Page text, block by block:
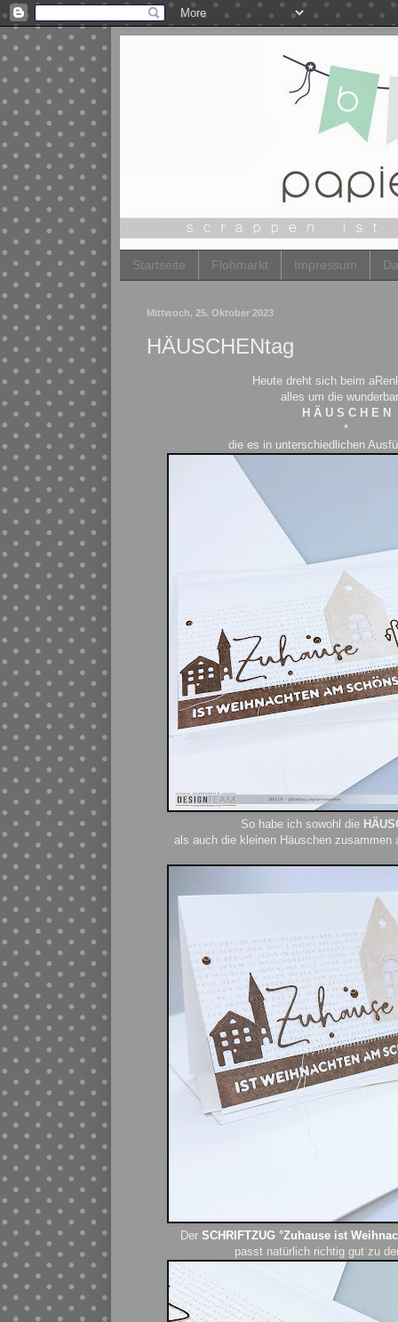
Startseite Flohmarkt Impressum
Mittwoch, 25. Oktober 2023
HÄUSCHENtag
Heute dreht sich beim
alles um die
H Ä U S C H E N
*
die es in unterschiedlichen
So habe ich sowohl die
als auch die kleinen Häuschen zusammen
Der SCHRIFTZUG °Zuhause ist
passt natürlich richtig gut zu